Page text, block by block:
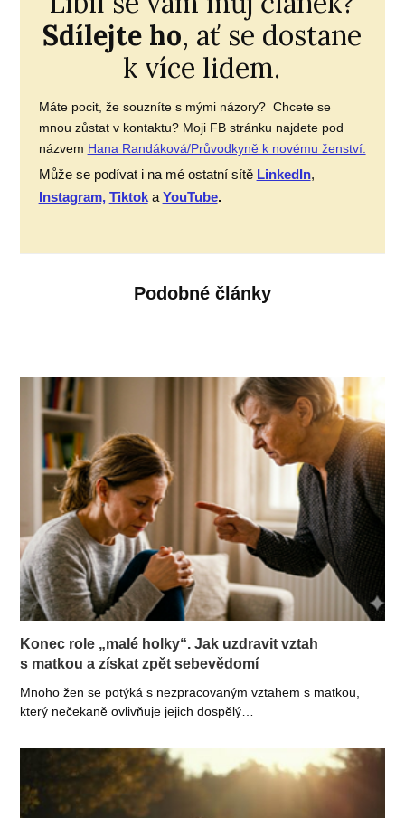
Sdílejte ho, ať se dostane
k více lidem.
Máte pocit, že souzníte s mými názory? Chcete se
mnou zůstat v kontaktu? Moji FB stránku najdete pod
názvem Hana Randáková/Průvodkyně k novému ženství.
Může se podívat i na mé ostatní sítě LinkedIn,
Instagram, Tiktoka YouTube.
Podobné články
Konec role „malé holky“. Jak uzdravit vztah
s matkou a získat zpět sebevědomí
Mnoho žen se potýká s nezpracovaným vztahem s matkou,
který nečekaně ovlivňuje jejich dospělý…